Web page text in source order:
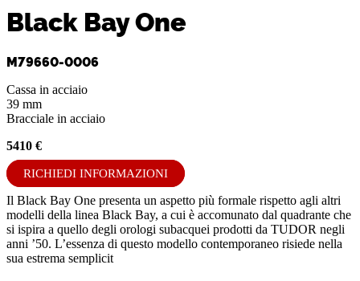
Black Bay One
M79660-0006
Cassa in acciaio
39 mm
Bracciale in acciaio
5410 €
RICHIEDI INFORMAZIONI
Il Black Bay One presenta un aspetto più formale rispetto agli altri
modelli della linea Black Bay, a cui è accomunato dal quadrante che
si ispira a quello degli orologi subacquei prodotti da TUDOR negli
anni ’50. L’essenza di questo modello contemporaneo risiede nella
sua estrema semplicit